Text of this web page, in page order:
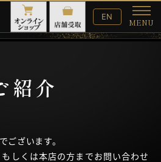
English
Website
EN
MENU
メ
ニ
紹介
ございます。
しくは本店の方までお問い合わせ